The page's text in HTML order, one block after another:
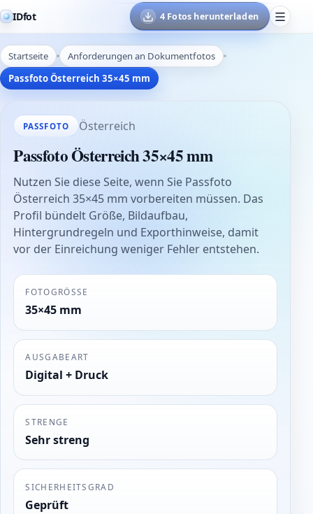
IDfot 4 Fotos herunterladen
Startseite
Anforderungen an Dokumentfotos
Passfoto Österreich 35×45 mm
PASSFOTO Österreich
Passfoto Österreich 35×45 mm
Nutzen Sie diese Seite, wenn Sie Passfoto
Österreich 35×45 mm vorbereiten müssen. Das
Profil bündelt Größe, Bildaufbau,
Hintergrundregeln und Exporthinweise, damit
vor der Einreichung weniger Fehler entstehen.
FOTOGRÖSSE
35×45 mm
AUSGABEART
Digital + Druck
STRENGE
Sehr streng
SICHERHEITSGRAD
Geprüft